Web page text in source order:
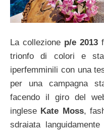
La collezione p/e 2013
trionfo di colori e
iperfemminili con una
per una campagna
facendo il giro del
inglese Kate Moss,
sdraiata